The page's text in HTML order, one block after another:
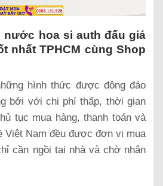
nước hoa si auth đấu giá
nhất TPHCM cùng Shop
hình thức được đông đảo
bởi với chi phí thấp, thời gian
tục mua hàng, thanh toán và
Việt Nam đều được đơn vị mua
cần ngồi tại nhà và chờ nhận